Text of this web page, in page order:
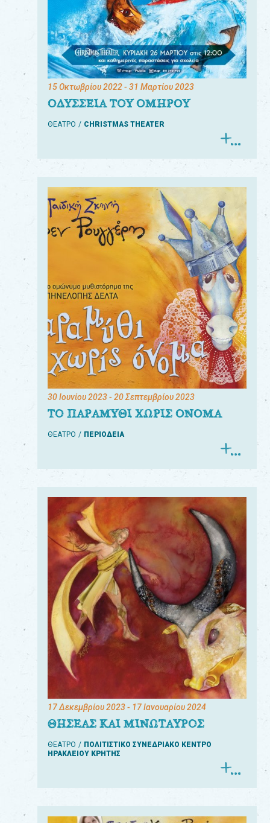
15 Οκτωβρίου 2022- 31 Μαρτίου 2023
ΟΔΥΣΣΕΙΑ ΤΟΥ ΟΜΗΡΟΥ
ΘΕΑΤΡΟ CHRISTMAS THEATER
30 Ιουνίου 2023- 20 Σεπτεμβρίου 2023
ΤΟ ΠΑΡΑΜΥΘΙ ΧΩΡΙΣ ΟΝΟΜΑ
ΘΕΑΤΡΟ ΠΕΡΙΟΔΕΙΑ
17 Δεκεμβρίου 2023- 17 Ιανουαρίου 2024
ΘΗΣΕΑΣ ΚΑΙ ΜΙΝΩΤΑΥΡΟΣ
ΘΕΑΤΡΟ
ΠΟΛΙΤΙΣΤΙΚΟ ΣΥΝΕΔΡΙΑΚΟ ΚΕΝΤΡΟ
ΗΡΑΚΛΕΙΟΥ ΚΡΗΤΗΣ